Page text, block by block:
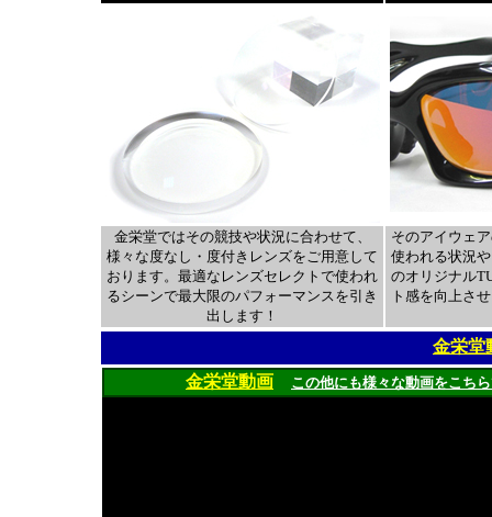
金栄堂ではその競技や状況に合わせて、
様々な度なし・度付きレンズをご用意して
おります。最適なレンズセレクトで使われ
るシーンで最大限のパフォーマンスを引き
出します！
そのアイウェ
使われる状況
のオリジナル
ト感を向上さ
金栄堂
金栄堂動画
この他にも様々な動画をこち